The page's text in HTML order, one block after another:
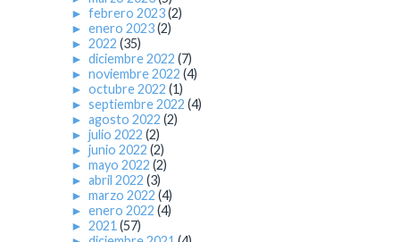
► febrero 2023(2)
► enero 2023(2)
► 2022 (35)
► diciembre 2022 (7)
► noviembre 2022 (4)
► octubre 2022 (1)
► septiembre 2022 (4)
► agosto 2022 (2)
► julio 2022 (2)
► junio 2022 (2)
► mayo 2022 (2)
► abril 2022 (3)
► marzo 2022 (4)
► enero 2022 (4)
► 2021 (57)